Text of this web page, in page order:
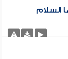
السلام